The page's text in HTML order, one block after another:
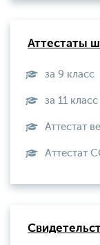
Аттестаты
за 9 класс
за 11 класс
Аттестат
Aттестат